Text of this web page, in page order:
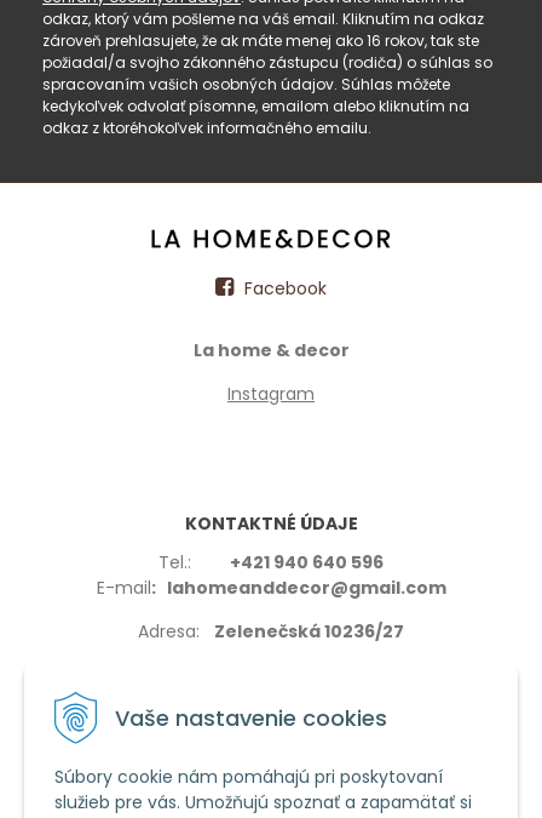
Vaše nastavenie cookies
Súbory cookie nám pomáhajú pri poskytovaní
služieb pre vás. Umožňujú spoznať a zapamätať si
odkaz, ktorý vám pošleme na váš email. Kliknutím na odkaz
zároveň prehlasujete, že ak máte menej ako 16 rokov, tak ste
požiadal/a svojho zákonného zástupcu (rodiča) o súhlas so
spracovaním vašich osobných údajov. Súhlas môžete
kedykoľvek odvolať písomne, emailom alebo kliknutím na
odkaz z ktoréhokoľvek informačného emailu.
Facebook
La home & decor
Instagram
KONTAKTNÉ ÚDAJE
Tel.: +421 940 640 596
E-mail: lahomeanddecor@gmail.com
Adresa: Zelenečská 10236/27
VŠETKO O NÁKUPE